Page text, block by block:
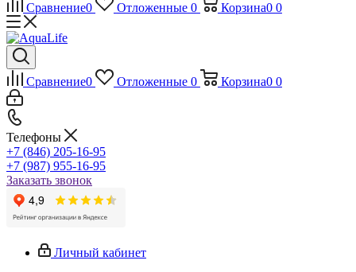
Сравнение0 Отложенные 0 Корзина0 0
Сравнение0 Отложенные 0 Корзина0 0
Телефоны
+7 (846) 205-16-95
+7 (987) 955-16-95
Заказать звонок
Личный кабинет